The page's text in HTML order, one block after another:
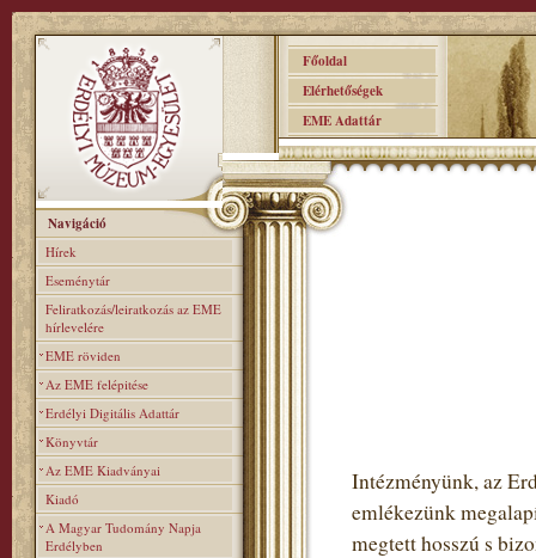
Főoldal
Elérhetőségek
EME Adattár
Navigáció
Hírek
Eseménytár
Feliratkozás/leiratkozás az EME
hírlevelére
EME röviden
Az EME felépitése
Erdélyi Digitális Adattár
Könyvtár
Az EME Kiadványai
Kiadó
A Magyar Tudomány Napja
Erdélyben
Intézményünk, az
emlékezünk
megtett hosszú s